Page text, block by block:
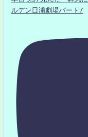
ルデン日浦劇場パート7